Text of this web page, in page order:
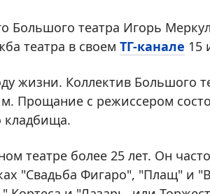
Большого театра Игорь
театра в своем ТГ-канале 15
жизни. Коллектив Большого
Прощание с режиссером
кладбища.
театре более 25 лет. Он часто
"Свадьба Фигаро", "Плащ" и